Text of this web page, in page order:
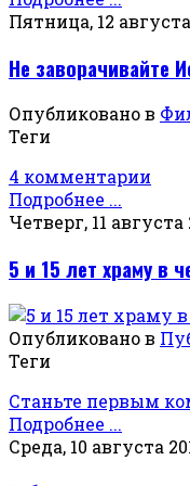
Пятница, 12 августа
Не заворачивайте
Опубликовано в
Теги
4 комментарии
Подробнее ...
Четверг, 11 августа
5 и 15 лет храму в
Опубликовано в
Теги
Станьте первым
Подробнее ...
Среда, 10 августа